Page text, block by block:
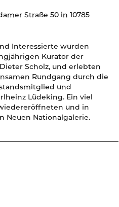
Straße 50 in 10785
Interessierte wurden
Kurator der
Scholz, und erlebten
Rundgang durch die
und
Lüdeking. Ein viel
und in
Neuen Nationalgalerie.